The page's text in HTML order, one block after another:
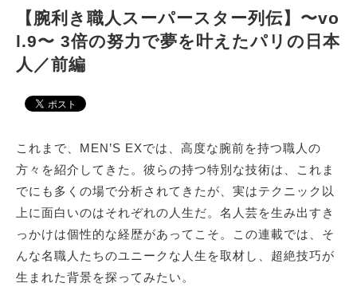
【腕利き職人スーパースター列伝】〜vo
l.9〜 3倍の努力で夢を叶えたパリの日本
人／前編
これまで、MEN’S EXでは、高度な腕前を持つ職人の
方々を紹介してきた。彼らの持つ特別な技術は、これま
でにも多くの場で分析されてきたが、実はテクニック以
上に面白いのはそれぞれの人生だ。名人芸を生み出すき
っかけは個性的な経歴があってこそ。この連載では、そ
んな名職人たちのユニークな人生を取材し、超絶技巧が
生まれた背景を探ってみたい。
WATCH
CAR&BIKE
COLUMN
MAGAZINE
ABOUT SITE
サイトマップ